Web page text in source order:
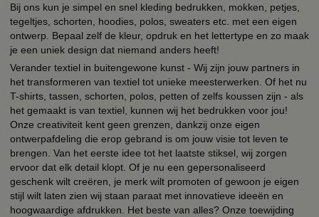
Bij ons kun je simpel en snel kleding bedrukken, mokken, petjes,
tegeltjes, schorten, hoodies, polos, sweaters etc. met een eigen
ontwerp. Bepaal zelf de kleur, opdruk en het lettertype en zo maak
je een uniek design dat niemand anders heeft!
Verander textiel in buitengewone kunst - Wij zijn jouw partners in
het transformeren van textiel tot unieke meesterwerken. Of het nu
T-shirts, tassen, schorten, polos, petten of zelfs koussen zijn - als
het gemaakt is van textiel, kunnen wij het bedrukken voor jou!
Onze creativiteit kent geen grenzen, dankzij onze eigen
ontwerpafdeling die erop gebrand is om jouw visie tot leven te
brengen. Van het eerste idee tot het laatste stiksel, wij zorgen
ervoor dat elk detail klopt. Of je nu een gepersonaliseerd
geschenk wilt creëren, je merk wilt promoten of gewoon je eigen
stijl wilt laten zien wij staan paraat met innovatieve ideeën en
hoogwaardige afdrukken. Het beste van alles? Onze toewijding